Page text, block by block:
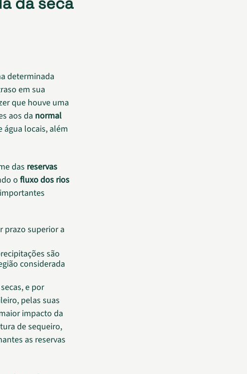
determinada
em sua
que houve uma
aos da normal
água locais, além
das reservas
o fluxo dos rios
prazo superior a
são
considerada
e por
pelas suas
impacto da
de sequeiro,
as reservas